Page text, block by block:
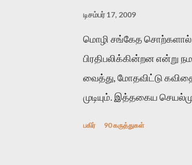
டிசம்பர் 17, 2009
மொழி சங்கேத
பிரதிபலிக்கின்றன என்று
வைத்து, மோதவிட்டு
முடியும். இத்தகைய
பகிர் 90 கருத்துகள்